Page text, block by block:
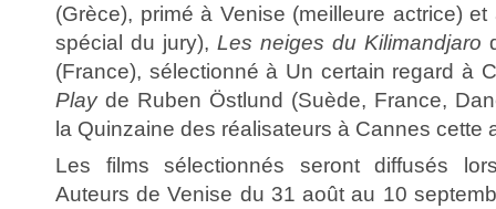
(Grèce), primé à Venise (meilleure actrice)
spécial du jury), Les neiges du Kilimandjaro
(France), sélectionné à Un certain regard à
Playde Ruben Östlund (Suède, France,
la Quinzaine des réalisateurs à Cannes cette
Les films sélectionnés seront diffusés
Auteurs de Venise du 31 août au 10